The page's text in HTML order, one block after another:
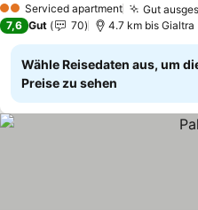
2 SterneServiced apartment Gut
7,6 Gut 70 4.7 km bis Gialtra
Wähle Reisedaten aus, um
Preise zu sehen